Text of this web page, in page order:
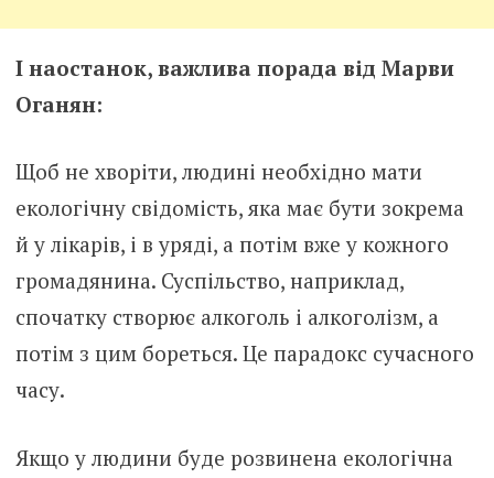
І наостанок, важлива порада від Марви
Оганян:
Щоб не хворіти, людині необхідно мати
екологічну свідомість, яка має бути зокрема
й у лікарів, і в уряді, а потім вже у кожного
громадянина. Суспільство, наприклад,
спочатку створює алкоголь і алкоголізм, а
потім з цим бореться. Це парадокс сучасного
часу.
Якщо у людини буде розвинена екологічна